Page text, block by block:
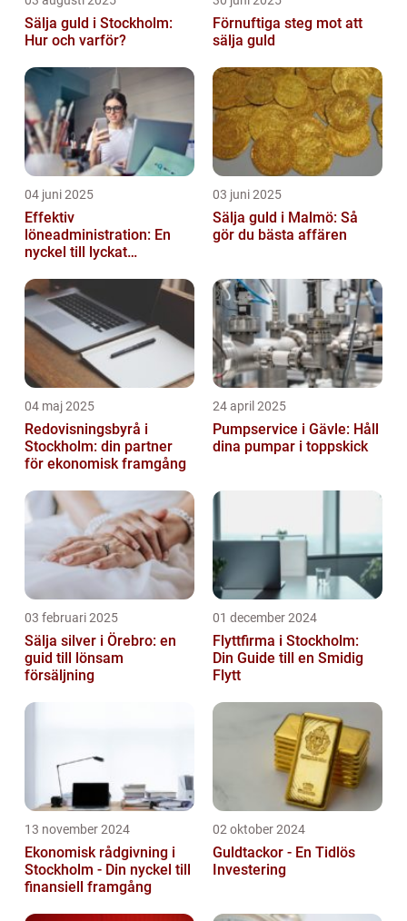
Sälja guld i Stockholm:
Hur och varför?
Förnuftiga steg mot att
sälja guld
04 juni 2025
Effektiv
löneadministration: En
nyckel till lyckat
03 juni 2025
Sälja guld i Malmö: Så
gör du bästa affären
04 maj 2025
Redovisningsbyrå i
Stockholm: din partner
för ekonomisk framgång
24 april 2025
Pumpservice i Gävle: Håll
dina pumpar i toppskick
03 februari 2025
Sälja silver i Örebro: en
guid till lönsam
försäljning
01 december 2024
Flyttfirma i Stockholm:
Din Guide till en Smidig
Flytt
13 november 2024
Ekonomisk rådgivning i
Stockholm - Din nyckel till
finansiell framgång
02 oktober 2024
Guldtackor - En Tidlös
Investering